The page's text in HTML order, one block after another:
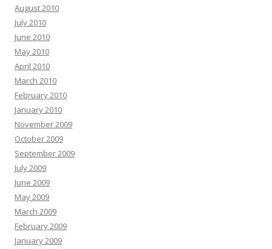
August 2010
July 2010
June 2010
May 2010
April 2010
March 2010
February 2010
January 2010
November 2009
October 2009
September 2009
July 2009
June 2009
May 2009
March 2009
February 2009
January 2009